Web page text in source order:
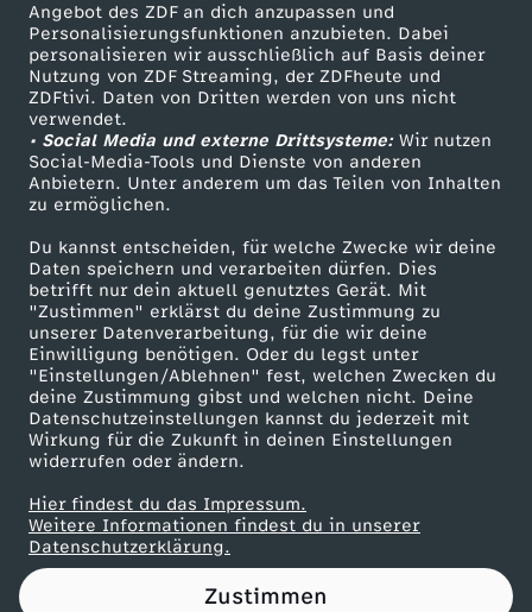
Angebot des ZDF an dich anzupassen und
Personalisierungsfunktionen anzubieten. Dabei
personalisieren wir ausschließlich auf Basis deiner
Nutzung von ZDF Streaming, der ZDFheute und
ZDFtivi. Daten von Dritten werden von uns nicht
verwendet.
• Social Media und externe Drittsysteme:Wir nutzen
Social-Media-Tools und Dienste von anderen
Anbietern. Unter anderem um das Teilen von Inhalten
zu ermöglichen.
Du kannst entscheiden, für welche Zwecke wir deine
Daten speichern und verarbeiten dürfen. Dies
betrifft nur dein aktuell genutztes Gerät. Mit
"Zustimmen" erklärst du deine Zustimmung zu
unserer Datenverarbeitung, für die wir deine
Einwilligung benötigen. Oder du legst unter
"Einstellungen/Ablehnen" fest, welchen Zwecken du
deine Zustimmung gibst und welchen nicht. Deine
Datenschutzeinstellungen kannst du jederzeit mit
Wirkung für die Zukunft in deinen Einstellungen
widerrufen oder ändern.
Hier findest du das Impressum.
Weitere Informationen findest du in unserer
Datenschutzerklärung.
Zustimmen
r
t
e
z
u
r
S
i
t
u
TV-Programm
ZDF Unternehmen
Karriere
ZDF goes Schule
Werbefernsehen
Mainzelmännchen
Partner